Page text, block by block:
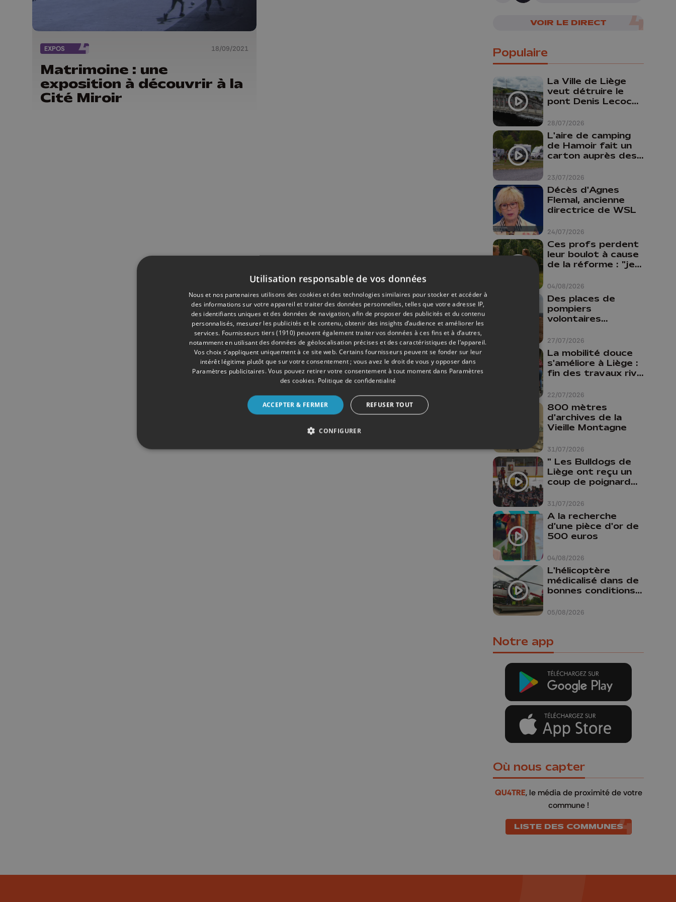
EXPOS 18/09/2021
Matrimoine : une
exposition à découvrir à la
Cité Miroir
VOIR LE DIRECT
Populaire
28/07/2026
La Ville de Liège
veut détruire le
pont Denis Lecocq
budget pour le
faire
23/07/2026
L'aire de camping
de Hamoir fait un
carton auprès des
24/07/2026
Décès d'Agnes
Flemal, ancienne
directrice de WSL
04/08/2026
Ces profs perdent
leur boulot à cause
de la réforme : "je
comme prof que
comme
pharmacienne"
27/07/2026
Des places de
pompiers
volontaires
province de Liège :
"Un citoyen qui
n'est formé ne
peut pas nous
aider"
22/07/2026
La mobilité douce
s'améliore à Liège :
fin des travaux rive
cyclo-piétonnes
Avroy et
Guillemins...
31/07/2026
800 mètres
d'archives de la
Vieille Montagne
31/07/2026
" Les Bulldogs de
Liège ont reçu un
coup de poignard
04/08/2026
A la recherche
d'une pièce d'or de
500 euros
05/08/2026
L'hélicoptère
médicalisé dans de
bonnes conditions à
Notre app
Où nous capter
QU4TRE, le média de proximité de votre
commune !
LISTE DES COMMUNES
Utilisation responsable de vos données
Nous et nos partenaires utilisons des cookies et des technologies similaires pour stocker et accéder à
des informations sur votre appareil et traiter des données personnelles, telles que votre adresse IP,
des identifiants uniques et des données de navigation, afin de proposer des publicités et du contenu
personnalisés, mesurer les publicités et le contenu, obtenir des insights d’audience et améliorer les
services. Fournisseurs tiers (1910) peuvent également traiter vos données à ces fins et à d’autres,
notamment en utilisant des données de géolocalisation précises et des caractéristiques de l’appareil.
Vos choix s’appliquent uniquement à ce site web. Certains fournisseurs peuvent se fonder sur leur
intérêt légitime plutôt que sur votre consentement ; vous avez le droit de vous y opposer dans
Paramètres publicitaires. Vous pouvez retirer votre consentement à tout moment dans Paramètres
des cookies. Politique de confidentialité
ACCEPTER & FERMER REFUSER TOUT
CONFIGURER